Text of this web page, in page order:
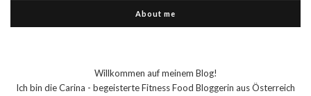
About me
Willkommen auf meinem Blog!
Ich bin die Carina - begeisterte Fitness Food Bloggerin aus Österreich